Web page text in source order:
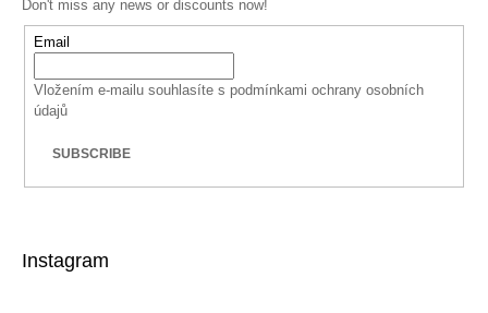
Don't miss any news or discounts now!
Email
Vložením e-mailu souhlasíte s podmínkami ochrany osobních
údajů
SUBSCRIBE
Instagram